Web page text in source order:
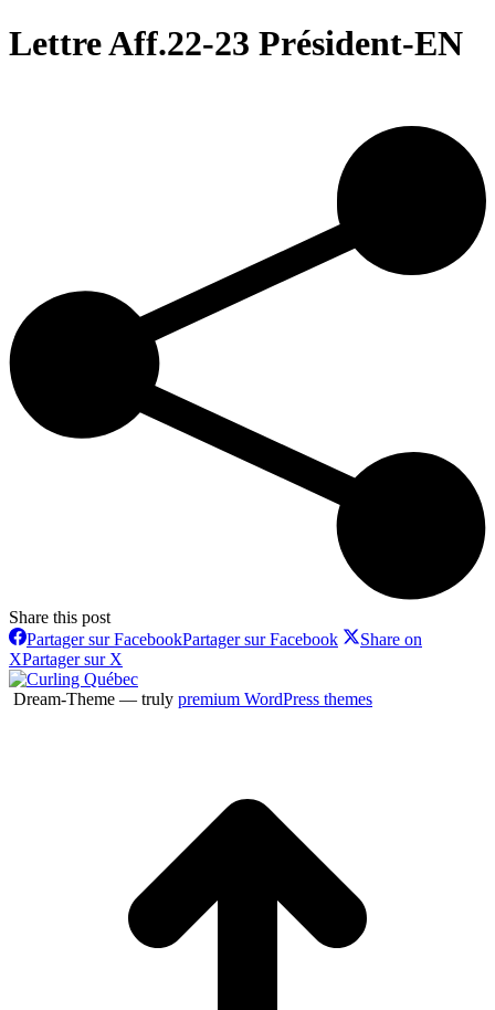
Lettre Aff.22-23 Président-EN
Share this post
Partager sur FacebookPartager sur Facebook
Share on
XPartager sur X
Dream-Theme — truly premium WordPress themes